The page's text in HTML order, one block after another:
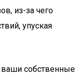
из-за чего
упуская
ваши собственные